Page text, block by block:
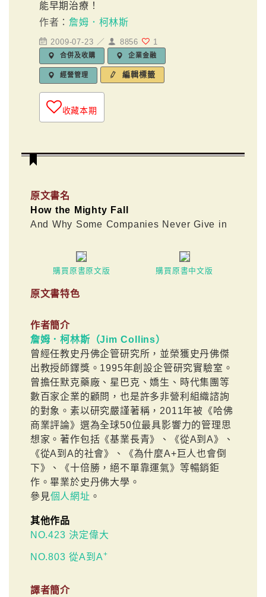
能早期治療！
作者：詹姆．柯林斯
2009-07-23 ／ 8856 1
合併及收購 企業金融
經營管理 編輯標籤
收藏本期
原文書名
How the Mighty Fall
And Why Some Companies Never Give in
購買原書原文版 購買原書中文版
原文書特色
作者簡介
詹姆．柯林斯（Jim Collins）
曾經任教史丹佛企管研究所，並榮獲史丹佛傑
出教授師鐸獎。1995年創設企管研究實驗室。
曾擔任默克藥廠、星巴克、嬌生、時代集團等
數百家企業的顧問，也是許多非營利組織諮詢
的對象。素以研究嚴謹著稱，2011年被《哈佛
商業評論》選為全球50位最具影響力的管理思
想家。著作包括《基業長青》、《從A到A》、
《從A到A的社會》、《為什麼A+巨人也會倒
下》、《十倍勝，絕不單靠運氣》等暢銷鉅
作。畢業於史丹佛大學。
參見個人網址 。
其他作品
NO.423 決定偉大
NO.803 從A到A+
譯者簡介